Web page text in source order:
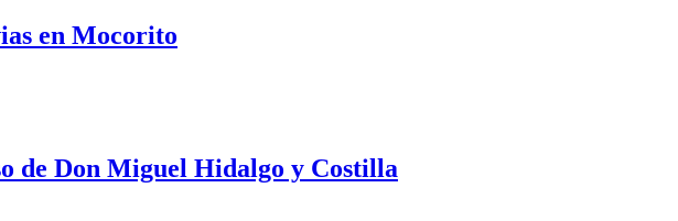
en Mocorito
de Don Miguel Hidalgo y Costilla